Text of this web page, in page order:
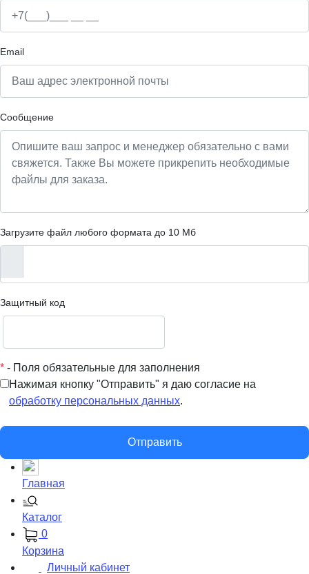
Email
Сообщение
Загрузите файл любого формата до 10 Мб
Защитный код
* - Поля обязательные для заполнения
Нажимая кнопку "Отправить" я даю согласие на
обработку персональных данных.
Отправить
Главная
Каталог
0
Корзина
Личный кабинет